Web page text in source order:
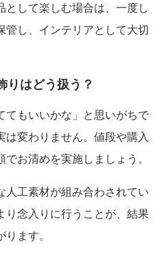
として楽しむ場合は、一度し
管し、インテリアとして大切
りはどう扱う？
てもいいかな」と思いがちで
変わりません。値段や購入
お清めを実施しましょう。
人工素材が組み合わされてい
り念入りに行うことが、結果
ます。